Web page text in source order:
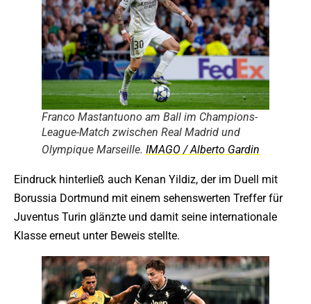
Franco Mastantuono am Ball im Champions-
League-Match zwischen Real Madrid und
Olympique Marseille. IMAGO / Alberto Gardin
Eindruck hinterließ auch Kenan Yildiz, der im Duell mit
Borussia Dortmund mit einem sehenswerten Treffer für
Juventus Turin glänzte und damit seine internationale
Klasse erneut unter Beweis stellte.